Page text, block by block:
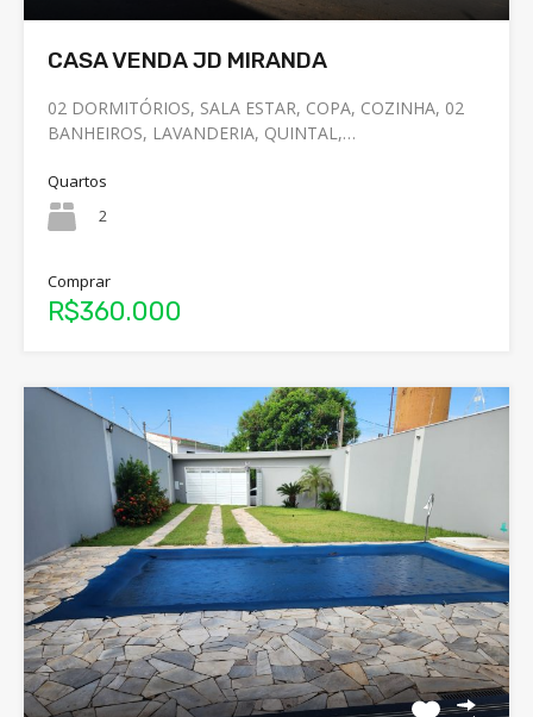
CASA VENDA JD MIRANDA
02 DORMITÓRIOS, SALA ESTAR, COPA, COZINHA, 02
BANHEIROS, LAVANDERIA, QUINTAL,…
Quartos
2
Comprar
R$360.000